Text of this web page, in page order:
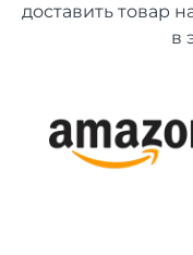
доставить товар
в